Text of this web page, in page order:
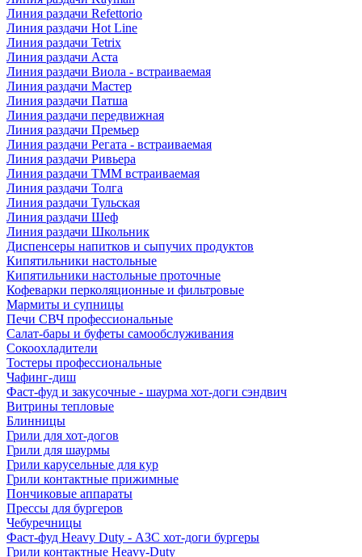
Линия раздачи Refettorio
Линия раздачи Hot Line
Линия раздачи Tetrix
Линия раздачи Аста
Линия раздачи Виола - встраиваемая
Линия раздачи Мастер
Линия раздачи Патша
Линия раздачи передвижная
Линия раздачи Премьер
Линия раздачи Регата - встраиваемая
Линия раздачи Ривьера
Линия раздачи ТММ встраиваемая
Линия раздачи Толга
Линия раздачи Тульская
Линия раздачи Шеф
Линия раздачи Школьник
Диспенсеры напитков и сыпучих продуктов
Кипятильники настольные
Кипятильники настольные проточные
Кофеварки перколяционные и фильтровые
Мармиты и супницы
Печи СВЧ профессиональные
Салат-бары и буфеты самообслуживания
Сокоохладители
Тостеры профессиональные
Чафинг-диш
Фаст-фуд и закусочные - шаурма хот-доги сэндвич
Витрины тепловые
Блинницы
Грили для хот-догов
Грили для шаурмы
Грили карусельные для кур
Грили контактные прижимные
Пончиковые аппараты
Прессы для бургеров
Чебуречницы
Фаст-фуд Heavy Duty - АЗС хот-доги бургеры
Грили контактные Heavy-Duty